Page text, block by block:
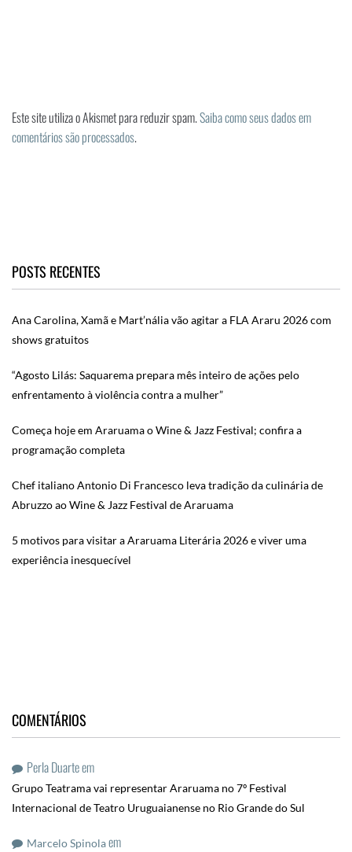
Este site utiliza o Akismet para reduzir spam.Saiba como seus dados em
comentários são processados.
POSTS RECENTES
Ana Carolina, Xamã e Mart’nália vão agitar a FLA Araru 2026 com
shows gratuitos
“Agosto Lilás: Saquarema prepara mês inteiro de ações pelo
enfrentamento à violência contra a mulher”
Começa hoje em Araruama o Wine & Jazz Festival; confira a
programação completa
Chef italiano Antonio Di Francesco leva tradição da culinária de
Abruzzo ao Wine & Jazz Festival de Araruama
5 motivos para visitar a Araruama Literária 2026 e viver uma
experiência inesquecível
COMENTÁRIOS
Perla Duarteem
Grupo Teatrama vai representar Araruama no 7º Festival
Internacional de Teatro Uruguaianense no Rio Grande do Sul
Marcelo Spinolaem